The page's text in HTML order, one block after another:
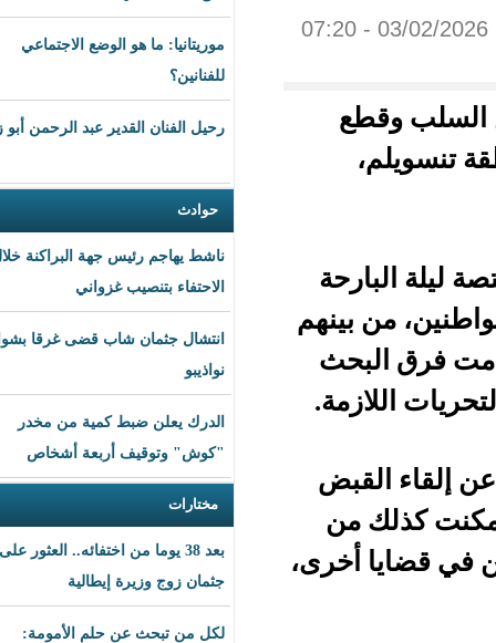
موريتانيا: ما هو الوضع الاجتماعي
رحيل الفنان القدير عبد الرحمن أبو زهرة
ناشط يهاجم رئيس جهة البراكنة خلال
الاحتفاء بتنصيب غزواني
انتشال جثمان شاب قضى غرقا بشواطئ
نواذيبو
الدرك يعلن ضبط كمية من مخدر
"كوش" وتوقيف أربعة أشخاص
بعد 38 يوما من اختفائه.. العثور على
جثمان زوج وزيرة إيطالية
لكل من تبحث عن حلم الأمومة:
من